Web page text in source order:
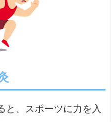
と、スポーツに力を入